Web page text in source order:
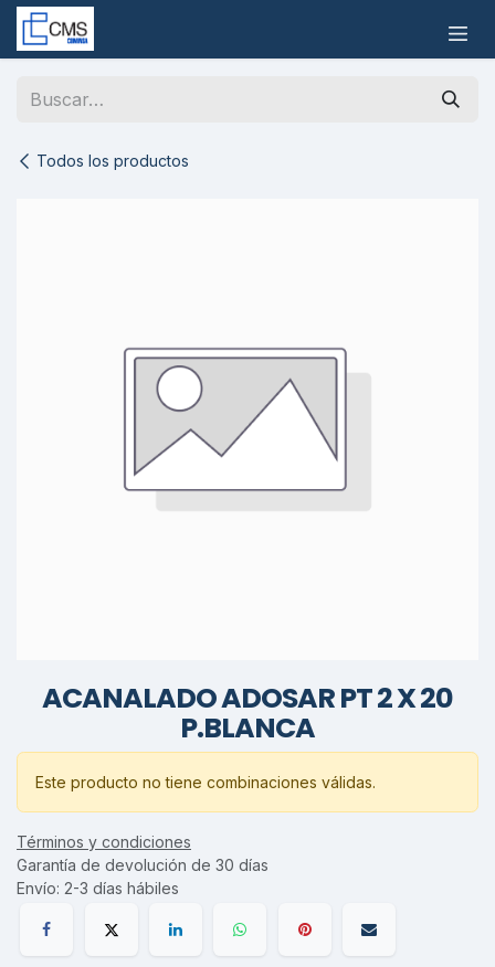
Ir al contenido
Todos los productos
ACANALADO ADOSAR PT 2 X 20
P.BLANCA
Este producto no tiene combinaciones válidas.
Términos y condiciones
Garantía de devolución de 30 días
Envío: 2-3 días hábiles